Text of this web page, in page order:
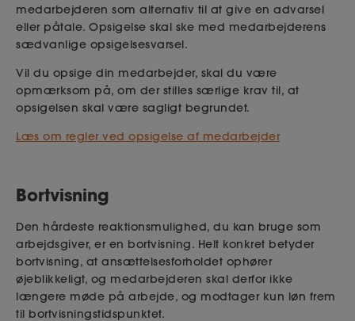
medarbejderen som alternativ til at give en advarsel
eller påtale. Opsigelse skal ske med medarbejderens
sædvanlige opsigelsesvarsel.
Vil du opsige din medarbejder, skal du være
opmærksom på, om der stilles særlige krav til, at
opsigelsen skal være sagligt begrundet.
Læs om regler ved opsigelse af medarbejder
Bortvisning
Den hårdeste reaktionsmulighed, du kan bruge som
arbejdsgiver, er en bortvisning. Helt konkret betyder
bortvisning, at ansættelsesforholdet ophører
øjeblikkeligt, og medarbejderen skal derfor ikke
længere møde på arbejde, og modtager kun løn frem
til bortvisningstidspunktet.